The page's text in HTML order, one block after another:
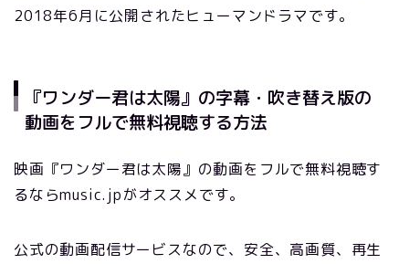
2018年6月に公開されたヒューマンドラマです。
『ワンダー君は太陽』の字幕・吹き替え版の
動画をフルで無料視聴する方法
映画『ワンダー君は太陽』の動画をフルで無料視聴す
るならmusic.jpがオススメです。
公式の動画配信サービスなので、安全、高画質、再生